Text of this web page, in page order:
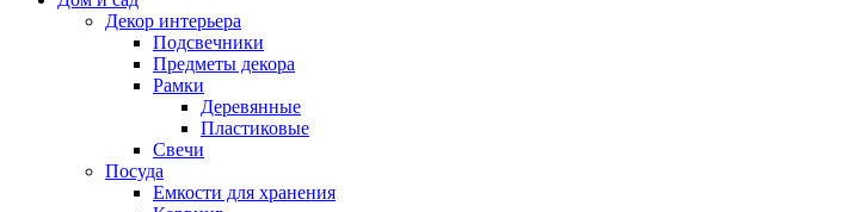
Декор интерьера
Подсвечники
Предметы декора
Рамки
Деревянные
Пластиковые
Свечи
Посуда
Емкости для хранения